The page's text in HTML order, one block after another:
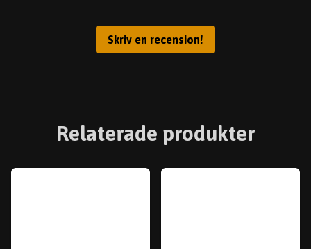
Skriv en recension!
Relaterade produkter